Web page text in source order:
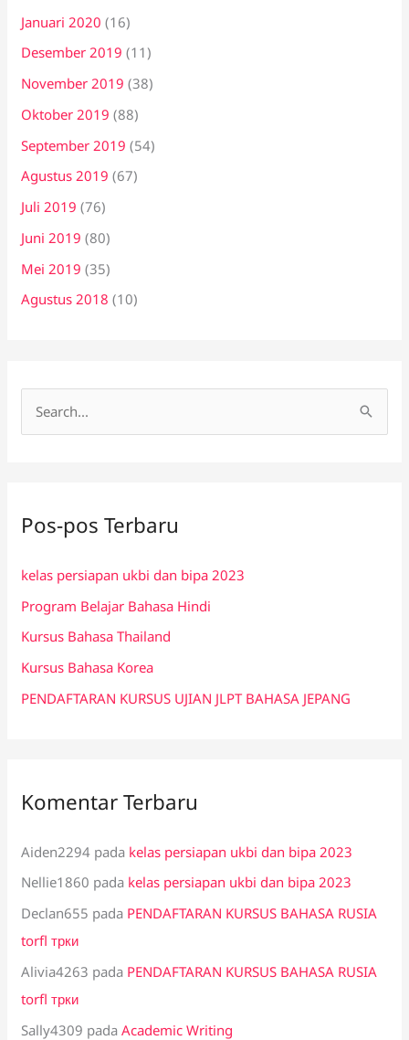
Januari 2020 (16)
Desember 2019 (11)
November 2019 (38)
Oktober 2019 (88)
September 2019 (54)
Agustus 2019 (67)
Juli 2019 (76)
Juni 2019 (80)
Mei 2019 (35)
Agustus 2018 (10)
u
t
u
k
:
Pos-pos Terbaru
kelas persiapan ukbi dan bipa 2023
Program Belajar Bahasa Hindi
Kursus Bahasa Thailand
Kursus Bahasa Korea
PENDAFTARAN KURSUS UJIAN JLPT BAHASA JEPANG
Komentar Terbaru
Aiden2294 pada kelas persiapan ukbi dan bipa 2023
Nellie1860 pada kelas persiapan ukbi dan bipa 2023
Declan655 pada PENDAFTARAN KURSUS BAHASA RUSIA
torfl трки
Alivia4263 pada PENDAFTARAN KURSUS BAHASA RUSIA
torfl трки
Sally4309 padaAcademic Writing